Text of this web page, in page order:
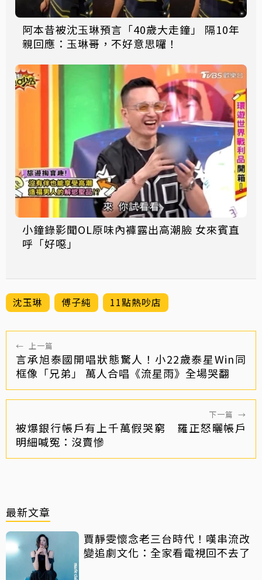
阿本昔被沈玉琳預言「40歲大走鐘」 隔10年
親回應：玉琳哥，不好意思囉！
小鐘錄影聞OL原味內褲露出高潮臉 女來賓直
呼「好噁」
沈玉琳 傅子純 11點熱吵店
← 上一篇
言承旭泰國開唱狀態驚人！小22歲泰星Win同
框像「兄弟」 萬人合唱《流星雨》全場哭翻
下一篇 →
被爆銀行帳戶有上千萬假哭窮 羅正怒曬帳戶
明細喊冤：沒賣慘
最新文章
賈靜雯懷念老三台時代！嘆串流改
變追劇文化：全家看電視回不去了